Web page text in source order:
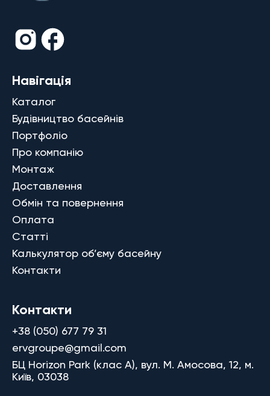
Навігація
Каталог
Будівництво басейнів
Портфоліо
Про компанію
Монтаж
Доставлення
Обмін та повернення
Оплата
Статті
Калькулятор об’єму басейну
Контакти
Контакти
+38 (050) 677 79 31
ervgroupe@gmail.com
БЦ Horizon Park (клас A), вул. М. Амосова, 12, м.
Київ, 03038